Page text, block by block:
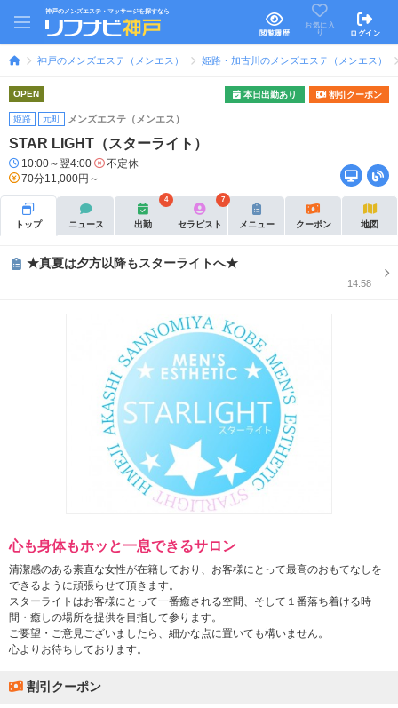
神戸のメンズエステ・マッサージを探すなら
閲覧履歴
お気に入
り
ログイン
神戸のメンズエステ（メンエス） 姫路・加古川のメンズエステ（メンエス）
OPEN 本日出勤あり 割引クーポン
姫路 元町 メンズエステ（メンエス）
STAR LIGHT（スターライト）
10:00～翌4:00
不定休
70分11,000円～
トップ ニュース 出勤
4
セラピスト
7
メニュー クーポン 地図
★真夏は夕方以降もスターライトへ★
14:58
心も身体もホッと一息できるサロン
清潔感のある素直な女性が在籍しており、お客様にとって最高のおもてなしを
できるように頑張らせて頂きます。
スターライトはお客様にとって一番癒される空間、そして１番落ち着ける時
間・癒しの場所を提供を目指して参ります。
ご要望・ご意見ございましたら、細かな点に置いても構いません。
心よりお待ちしております。
割引クーポン